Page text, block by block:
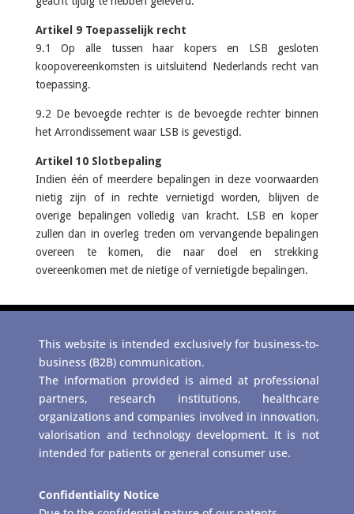
Artikel 9 Toepasselijk recht
9.1 Op alle tussen haar kopers en LSB gesloten
koopovereenkomsten is uitsluitend Nederlands recht van
toepassing.
9.2 De bevoegde rechter is de bevoegde rechter binnen
het Arrondissement waar LSB is gevestigd.
Artikel 10 Slotbepaling
Indien één of meerdere bepalingen in deze voorwaarden
nietig zijn of in rechte vernietigd worden, blijven de
overige bepalingen volledig van kracht. LSB en koper
zullen dan in overleg treden om vervangende bepalingen
overeen te komen, die naar doel en strekking
overeenkomen met de nietige of vernietigde bepalingen.
This website is intended exclusively for business-to-
business (B2B) communication.
The information provided is aimed at professional
partners, research institutions, healthcare
organizations and companies involved in innovation,
valorisation and technology development. It is not
intended for patients or general consumer use.
Confidentiality Notice